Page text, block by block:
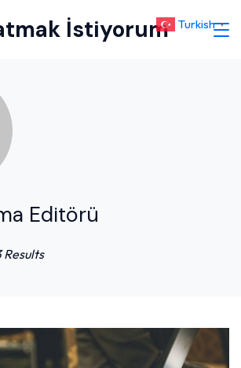
İstiyorum
Editörü
Results
Turkish ▼